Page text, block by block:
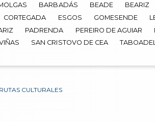
BARBADÁS BEADE BEARIZ
CORTEGADA ESGOS GOMESENDE
PADRENDA PEREIRO DE AGUIAR
SAN CRISTOVO DE CEA
CULTURALES